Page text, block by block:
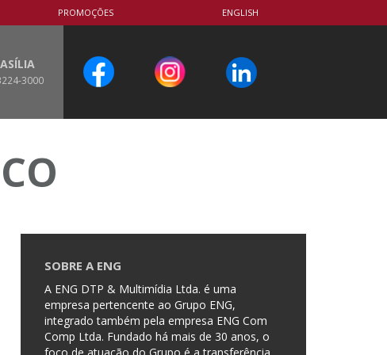
PROMOÇÕES ENGLISH
3000
SOBRE A ENG
A ENG DTP & Multimídia Ltda. é uma
empresa pertencente ao Grupo ENG,
integrado também pela empresa ENG Com
Comp Ltda. Fundado há mais de 30 anos, o